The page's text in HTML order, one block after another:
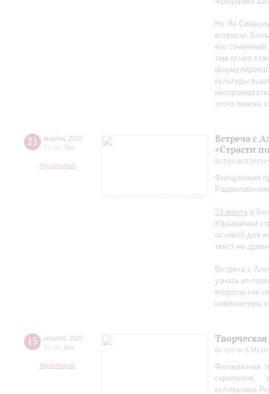
Но Ян
вопросы.
его
тем яснее
культуры
этого поиска
21 марта
2025
19:00 Пт
Музиторий
Встреча с
«Страсти
Встречи в
Филармония
23 марта в
Юрьевичем
основой для
текст на
Встреча с
узнать из
вопросы как
композиторы
15 апреля 2025
18:30 Вт
Музиторий
Встречи в
Филармония
скрипачом,
коллектива